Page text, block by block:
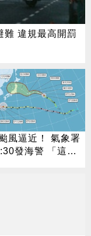
違規最高開罰
風逼近！ 氣象署
發海警 「這
最猛烈